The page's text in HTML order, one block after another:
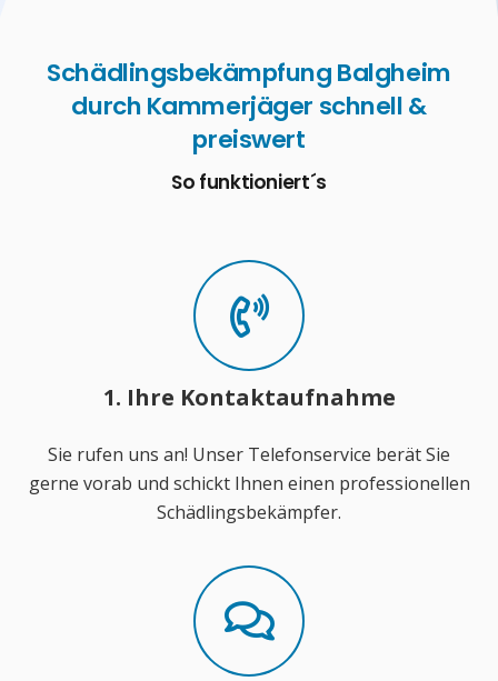
Schädlingsbekämpfung Balgheim
durch Kammerjäger schnell &
preiswert
So funktioniert´s
1. Ihre Kontaktaufnahme
Sie rufen uns an! Unser Telefonservice berät Sie
gerne vorab und schickt Ihnen einen professionellen
Schädlingsbekämpfer.